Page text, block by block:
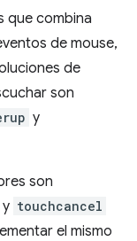
que combina
de mouse,
de
son
y
son
y touchcancel
el mismo